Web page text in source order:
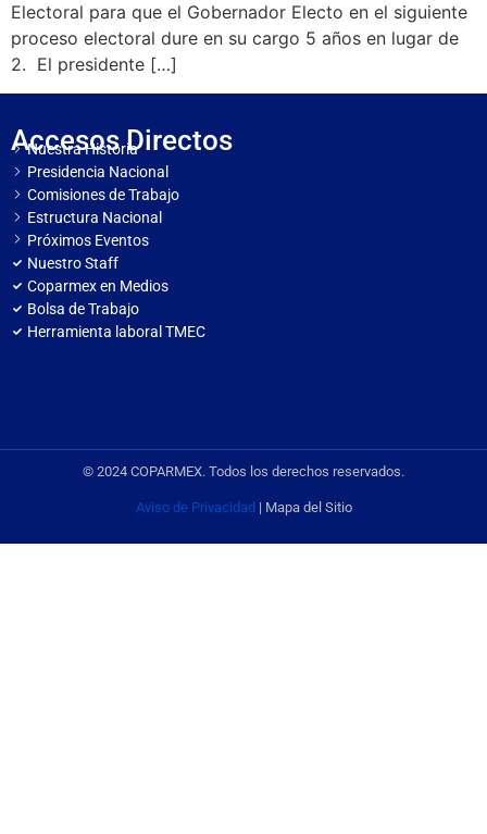
Electoral para que el Gobernador Electo en el siguiente
proceso electoral dure en su cargo 5 años en lugar de
2. El presidente […]
Accesos Directos
Nuestra Historia
Presidencia Nacional
Comisiones de Trabajo
Estructura Nacional
Próximos Eventos
Nuestro Staff
Coparmex en Medios
Bolsa de Trabajo
Herramienta laboral TMEC
© 2024 COPARMEX. Todos los derechos reservados.
Aviso de Privacidad| Mapa del Sitio